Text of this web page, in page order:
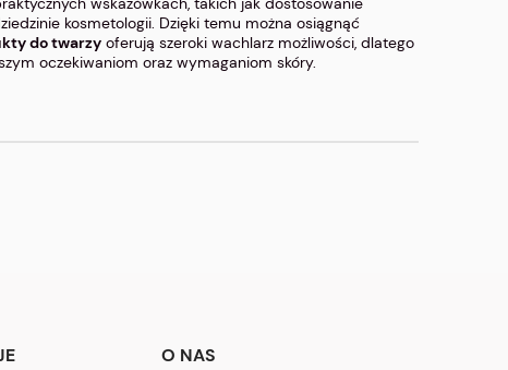
kosmetologii. Dzięki temu można osiągnąć
do twarzy oferują szeroki wachlarz możliwości, dlatego
oczekiwaniom oraz wymaganiom skóry.
O NAS